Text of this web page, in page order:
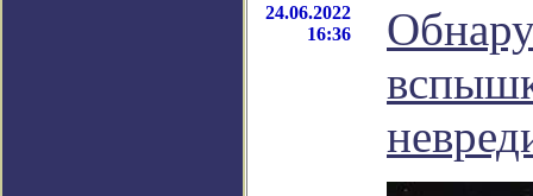
24.06.2022
16:36